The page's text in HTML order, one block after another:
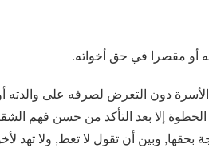
أو مقصرا في حق أخواته.
دون التعرض لصرفه على والدته أو
إلا بعد التأكد من حسن فهم
وبين أن تقول لا تعط, ولا تهد